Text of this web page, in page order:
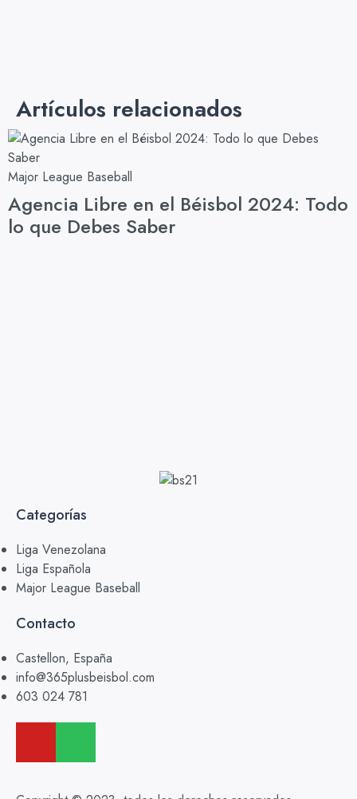
Artículos relacionados
Major League Baseball
Agencia Libre en el Béisbol 2024: Todo
lo que Debes Saber
Categorías
Liga Venezolana
Liga Española
Major League Baseball
Contacto
Castellon, España
info@365plusbeisbol.com
603 024 781